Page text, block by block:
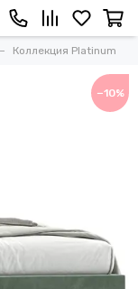
Коллекция Platinum
−10%